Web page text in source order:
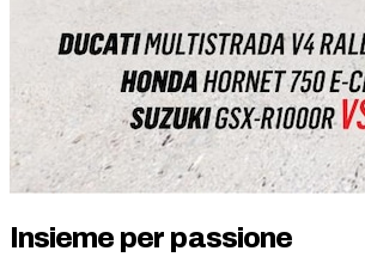
Insieme per passione